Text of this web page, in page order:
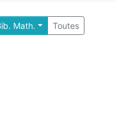
Math. Toutes